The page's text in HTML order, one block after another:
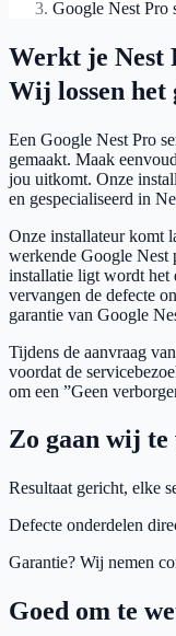
Google Nest Pro
Werkt je Nest
Wij lossen het
Een Google Nest Pro
gemaakt. Maak
jou uitkomt. Onze
en gespecialiseerd in
Onze installateur komt
werkende Google Nest
installatie ligt wordt het
vervangen de defecte
garantie van Google
Tijdens de aanvraag
voordat de
om een ”Geen
Zo gaan wij
Resultaat gericht, elke
Defecte onderdelen
Garantie? Wij nemen
Goed om te